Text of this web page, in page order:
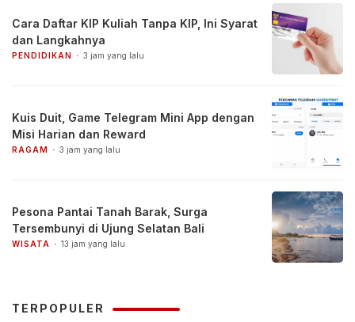
Cara Daftar KIP Kuliah Tanpa KIP, Ini Syarat
dan Langkahnya
PENDIDIKAN 3 jam yang lalu
Kuis Duit, Game Telegram Mini App dengan
Misi Harian dan Reward
RAGAM 3 jam yang lalu
Pesona Pantai Tanah Barak, Surga
Tersembunyi di Ujung Selatan Bali
WISATA 13 jam yang lalu
TERPOPULER